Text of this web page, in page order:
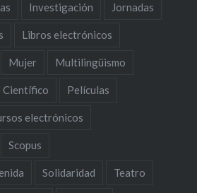
Investigación Jornadas
Libros electrónicos
Mujer Multilingüismo
Científico Películas
electrónicos
Scopus
Solidaridad Teatro